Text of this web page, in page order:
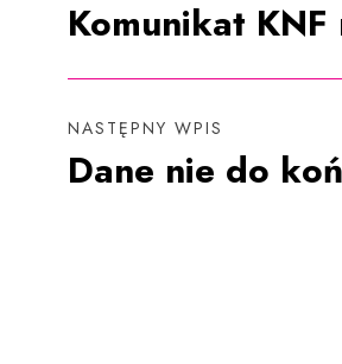
Komunikat
NASTĘPNY WPIS
Dane nie do